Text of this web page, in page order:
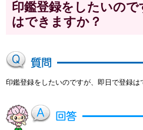
印鑑登録をしたいの
はできますか？
印鑑登録をしたいのですが、即日で登録は